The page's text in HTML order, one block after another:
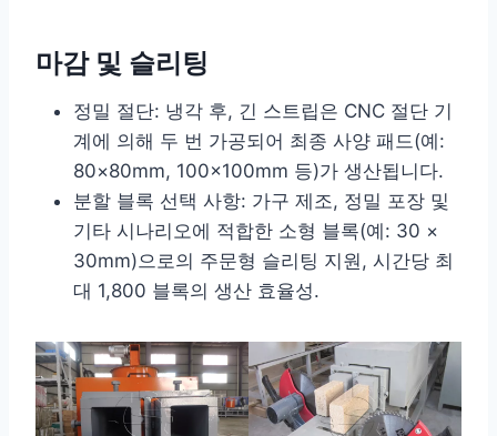
마감 및 슬리팅
정밀 절단: 냉각 후, 긴 스트립은 CNC 절단 기
계에 의해 두 번 가공되어 최종 사양 패드(예:
80×80mm, 100×100mm 등)가 생산됩니다.
분할 블록 선택 사항: 가구 제조, 정밀 포장 및
기타 시나리오에 적합한 소형 블록(예: 30 ×
30mm)으로의 주문형 슬리팅 지원, 시간당 최
대 1,800 블록의 생산 효율성.